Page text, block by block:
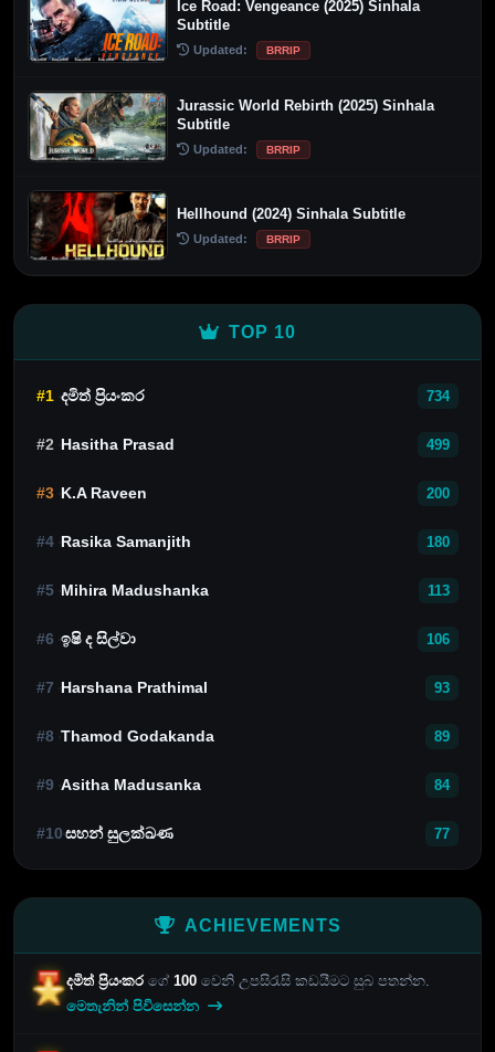
Ice Road: Vengeance (2025) Sinhala
Subtitle
Updated: BRRIP
Jurassic World Rebirth (2025) Sinhala
Subtitle
Updated: BRRIP
Hellhound (2024) Sinhala Subtitle
Updated: BRRIP
TOP 10
#1 දමිත් ප්‍රියංකර 734
#2 Hasitha Prasad 499
#3 K.A Raveen 200
#4 Rasika Samanjith 180
#5 Mihira Madushanka 113
#6 ඉෂි ද සිල්වා 106
#7 Harshana Prathimal 93
#8 Thamod Godakanda 89
#9 Asitha Madusanka 84
#10සහන් සුලක්ඛණ 77
ACHIEVEMENTS
දමිත් ප්‍රියංකර ගේ 100 වෙනි උපසිරැසි කඩයීමට සුබ පතන්න.
මෙතැනින් පිවිසෙන්න